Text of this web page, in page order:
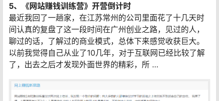
5、《网站赚钱训练营》开营倒计时
最近我回了一趟家，在江苏常州的公司里面花了十几天时
间认真的复盘了这一段时间在广州创业之路，见过的人，
聊过的话，了解过的商业模式，总体下来感觉收获巨大。
以前我觉得自己从业了10几年，对于互联网已经比较了解
了，出去之后才发现外面世界的精彩，所 …